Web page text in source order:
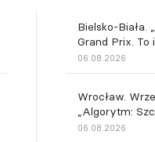
Bielsko-Biała.
Grand Prix. To
06.08.2026
Wrocław.
„Algorytm:
06.08.2026